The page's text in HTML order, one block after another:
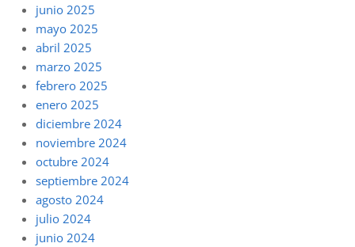
junio 2025
mayo 2025
abril 2025
marzo 2025
febrero 2025
enero 2025
diciembre 2024
noviembre 2024
octubre 2024
septiembre 2024
agosto 2024
julio 2024
junio 2024